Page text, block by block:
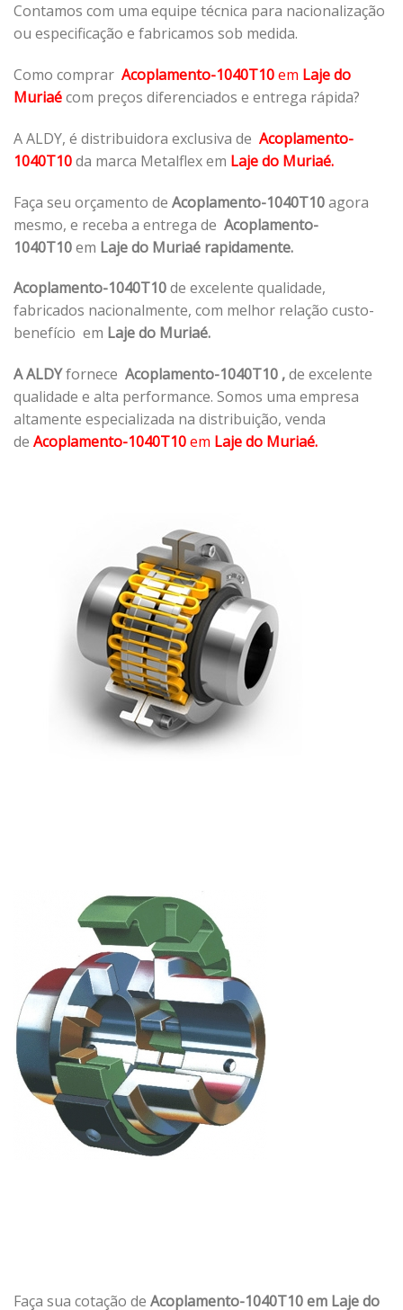
Contamos com uma equipe técnica para nacionalização
ou especificação e fabricamos sob medida.
Como comprar Acoplamento-1040T10em Laje do
Muriaécom preços diferenciados e entrega rápida?
A ALDY, é distribuidora exclusiva de Acoplamento-
1040T10da marca Metalflex em Laje do Muriaé.
Faça seu orçamento de Acoplamento-1040T10agora
mesmo, e receba a entrega de Acoplamento-
1040T10em Laje do Muriaé rapidamente.
Acoplamento-1040T10de excelente qualidade,
fabricados nacionalmente, com melhor relação custo-
benefício em Laje do Muriaé.
A ALDYfornece Acoplamento-1040T10 ,de excelente
qualidade e alta performance. Somos uma empresa
altamente especializada na distribuição, venda
de Acoplamento-1040T10em Laje do Muriaé.
Faça sua cotação de Acoplamento-1040T10 em Laje do